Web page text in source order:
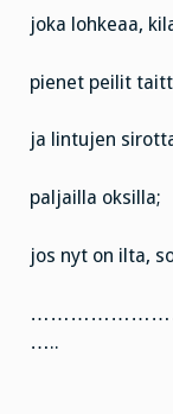
joka lohkeaa,
pienet peilit
ja lintujen
paljailla oksilla;
jos nyt on ilta,
…..